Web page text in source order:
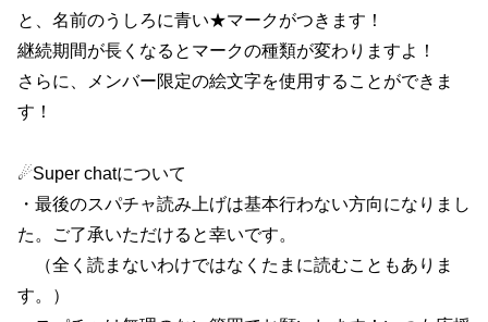
と、名前のうしろに青い★マークがつきます！
継続期間が長くなるとマークの種類が変わりますよ！
さらに、メンバー限定の絵文字を使用することができま
す！
☄Super chatについて
・最後のスパチャ読み上げは基本行わない方向になりまし
た。ご了承いただけると幸いです。
（全く読まないわけではなくたまに読むこともありま
す。）